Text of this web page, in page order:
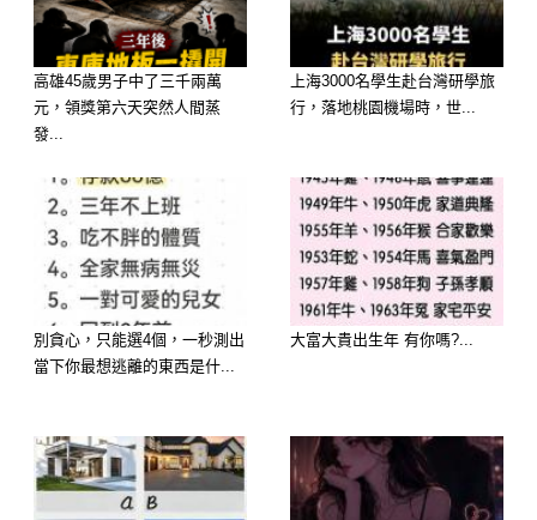
換整組。
你以為倒水沖比較乾淨，但其實不一
定。
高雄45歲男子中了三千兩萬
元，領獎第六天突然人間蒸
發...
上海3000名學生赴台灣研學旅
行，落地桃園機場時，世...
別貪心，只能選4個，一秒測出
當下你最想逃離的東西是什...
大富大貴出生年 有你嗎?...